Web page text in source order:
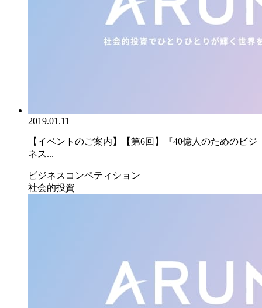
2019.01.11
【イベントのご案内】【第6回】『40億人のためのビジ
ネス...
ビジネスコンペティション
社会的投資